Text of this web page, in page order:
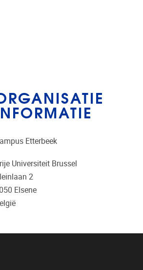
Etterbeek
Universiteit Brussel
2
Elsene